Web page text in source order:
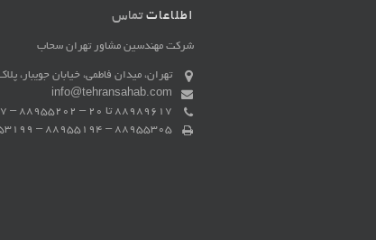
اطلاعات تماس
شرکت مهندسین مشاور تهران سحاب
تهران، میدان فاطمی، خیابان جویبار، پلاک
info@tehransahab.com
88989617 تا 20 – 88955202 – 88989617 - 88989641 – 88989642 – 88955113 – 88955114
88955305 – 88955194 – 88953199